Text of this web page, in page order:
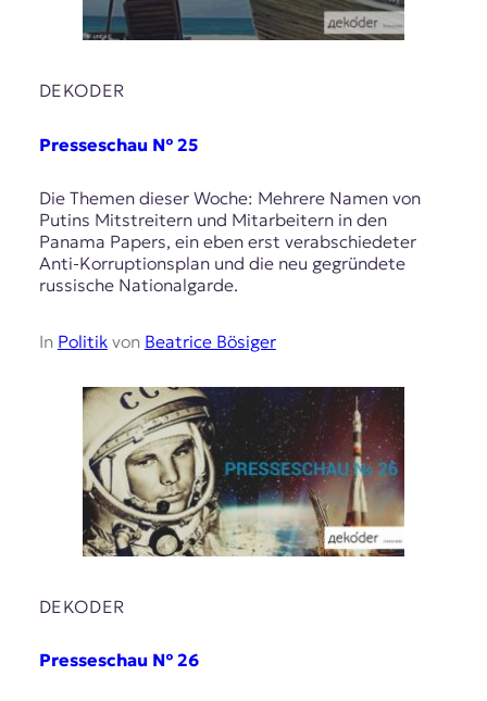
DEKODER
Presseschau № 25
Die Themen dieser Woche: Mehrere Namen von
Putins Mitstreitern und Mitarbeitern in den
Panama Papers, ein eben erst verabschiedeter
Anti-Korruptionsplan und die neu gegründete
russische Nationalgarde.
In Politikvon Beatrice Bösiger
DEKODER
Presseschau № 26